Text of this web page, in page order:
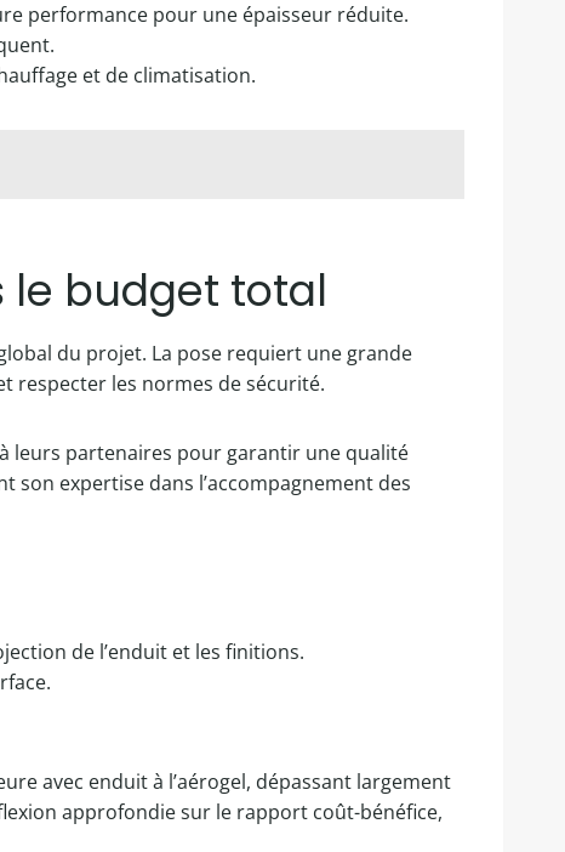
performance pour une épaisseur réduite.
et de climatisation.
le budget total
du projet. La pose requiert une grande
respecter les normes de sécurité.
leurs partenaires pour garantir une qualité
expertise dans l’accompagnement des
de l’enduit et les finitions.
avec enduit à l’aérogel, dépassant largement
approfondie sur le rapport coût-bénéfice,